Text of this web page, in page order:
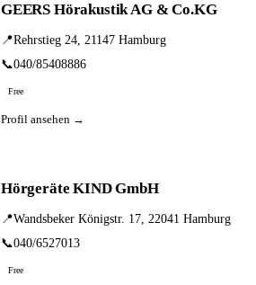
GEERS Hörakustik AG & Co.KG
📍Rehrstieg 24, 21147 Hamburg
📞040/85408886
Free
Profil ansehen →
Hörgeräte KIND GmbH
📍Wandsbeker Königstr. 17, 22041 Hamburg
📞040/6527013
Free